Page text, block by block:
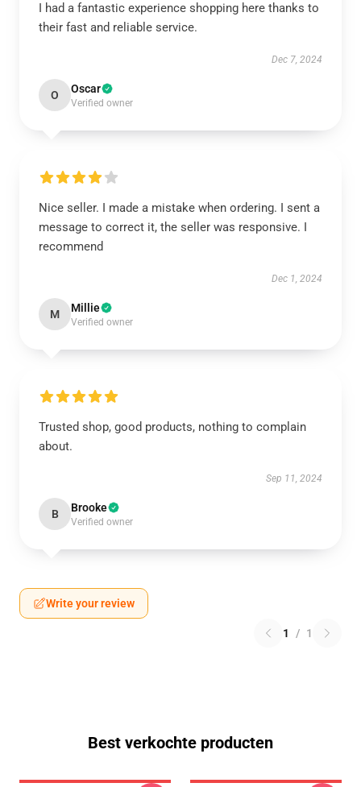
I had a fantastic experience shopping here thanks to
their fast and reliable service.
Dec 7, 2024
O Oscar
Verified owner
Nice seller. I made a mistake when ordering. I sent a
message to correct it, the seller was responsive. I
recommend
Dec 1, 2024
M Millie
Verified owner
Trusted shop, good products, nothing to complain
about.
Sep 11, 2024
B Brooke
Verified owner
Write your review
1 / 1
Best verkochte producten